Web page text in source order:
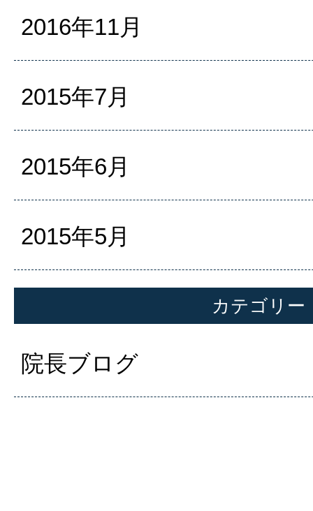
2016年11月
2015年7月
2015年6月
2015年5月
カテゴリー
院長ブログ